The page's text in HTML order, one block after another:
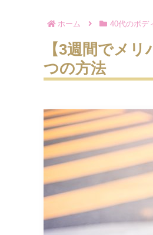
ホーム 40代のボデ
【3週間でメ
つの方法